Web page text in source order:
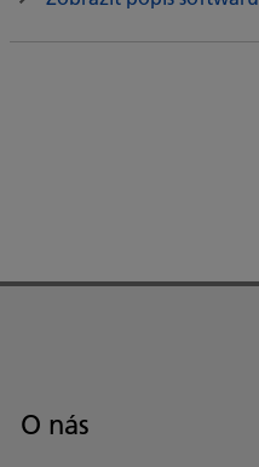
O nás